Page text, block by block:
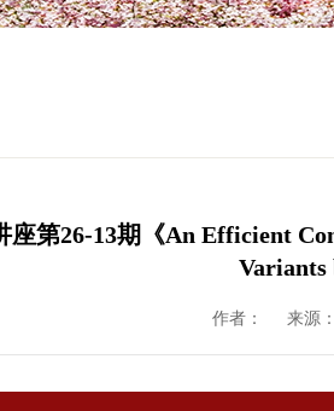
座第26-13期《An Efficient
Variants
作者： 来源：